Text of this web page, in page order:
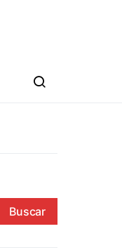
Buscar